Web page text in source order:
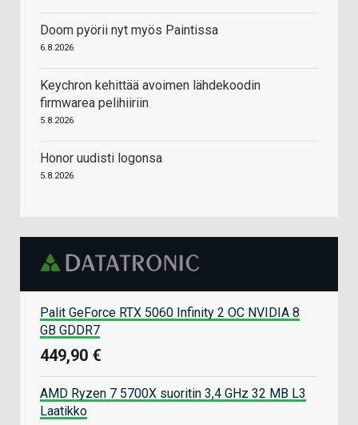
Doom pyörii nyt myös Paintissa
6.8.2026
Keychron kehittää avoimen lähdekoodin
firmwarea pelihiiriin
5.8.2026
Honor uudisti logonsa
5.8.2026
Palit GeForce RTX 5060 Infinity 2 OC NVIDIA 8
GB GDDR7
449,90 €
AMD Ryzen 7 5700X suoritin 3,4 GHz 32 MB L3
Laatikko